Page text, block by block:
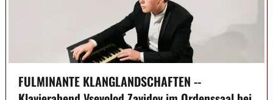
FULMINANTE KLANGLANDSCHAFTEN --